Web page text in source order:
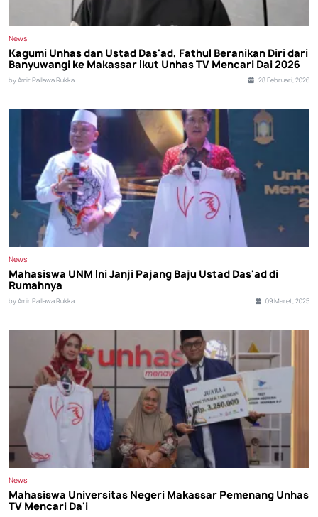
News
Kagumi Unhas dan Ustad Das'ad, Fathul Beranikan Diri dari
Banyuwangi ke Makassar Ikut Unhas TV Mencari Dai 2026
by Amir Pallawa Rukka 28 Februari, 2026
News
Mahasiswa UNM Ini Janji Pajang Baju Ustad Das'ad di
Rumahnya
by Amir Pallawa Rukka 09 Maret, 2025
News
Mahasiswa Universitas Negeri Makassar Pemenang Unhas
TV Mencari Da'i